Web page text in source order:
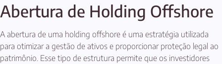
Abertura de Holding Offshore
A abertura de uma holding offshore é uma estratégia utilizada
para otimizar a gestão de ativos e proporcionar proteção legal ao
patrimônio. Esse tipo de estrutura permite que os investidores